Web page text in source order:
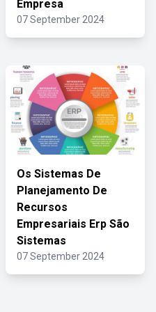
Empresa
07 September 2024
Os Sistemas De
Planejamento De
Recursos
Empresariais Erp São
Sistemas
07 September 2024